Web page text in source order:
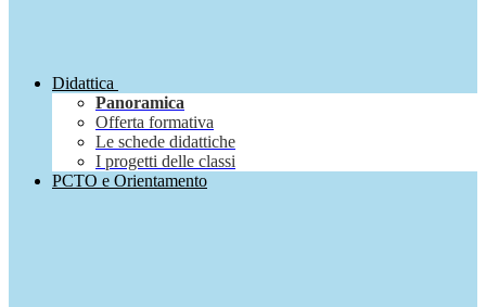
Didattica
Panoramica
Offerta formativa
Le schede didattiche
I progetti delle classi
PCTO e Orientamento